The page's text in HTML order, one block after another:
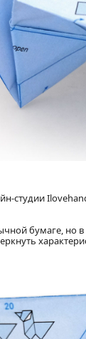
студии
бумаге, но